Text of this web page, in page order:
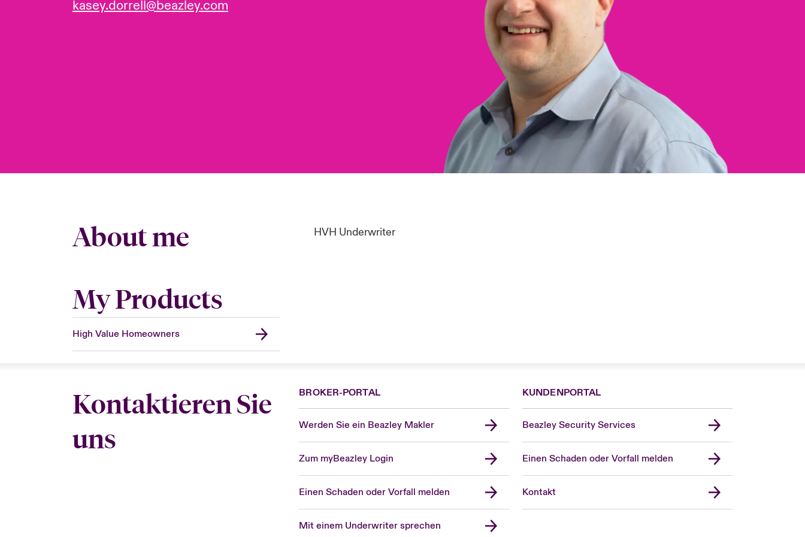
kasey.dorrell@beazley.com
About me HVH Underwriter
My Products
High Value Homeowners
Kontaktieren Sie
uns
BROKER-PORTAL
Werden Sie ein Beazley Makler
Zum myBeazley Login
Einen Schaden oder Vorfall melden
Mit einem Underwriter sprechen
KUNDENPORTAL
Beazley Security Services
Einen Schaden oder Vorfall melden
KontaktUnited Kingdom